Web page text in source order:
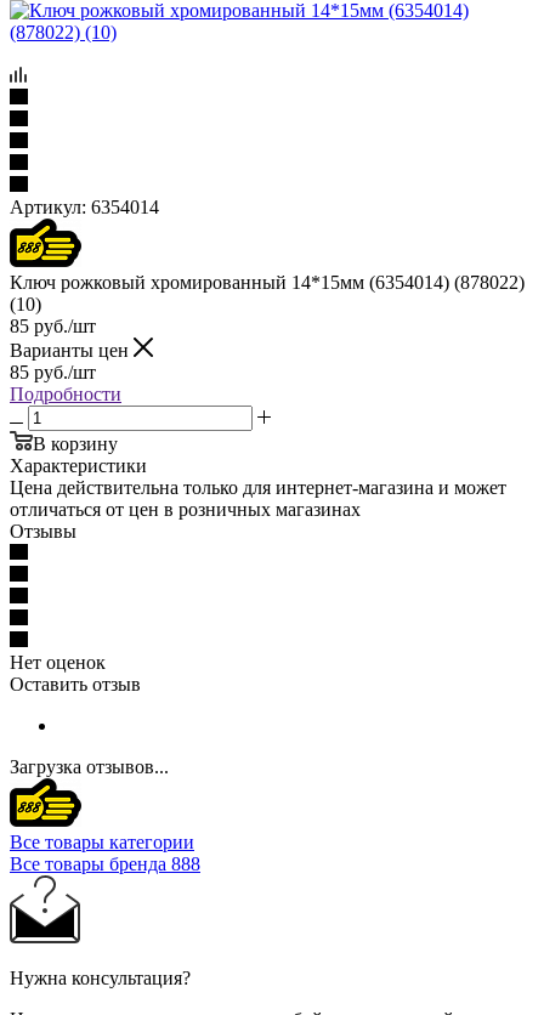
Артикул: 6354014
Ключ рожковый хромированный 14*15мм (6354014) (878022)
(10)
85 руб./шт
Варианты цен
85 руб./шт
Подробности
В корзину
Характеристики
Цена действительна только для интернет-магазина и может
отличаться от цен в розничных магазинах
Отзывы
Нет оценок
Оставить отзыв
Загрузка отзывов...
Все товары категории
Все товары бренда 888
Нужна консультация?